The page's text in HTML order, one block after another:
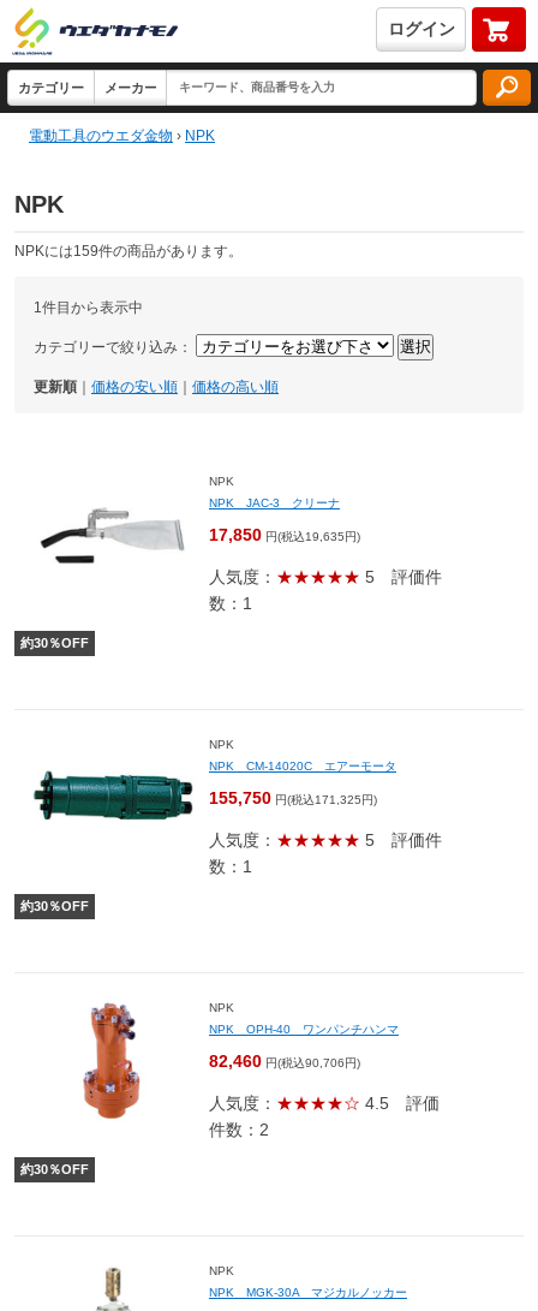
ログイン
電動工具のウエダ金物 › NPK
NPK
NPKには159件の商品があります。
1件目から表示中
カテゴリーで絞り込み：
更新順 価格の安い順 価格の高い順
NPK
NPK JAC-3 クリーナ
17,850 円(税込19,635円)
人気度： ★★★★★ 5 評価件
数：1
約30％OFF
NPK
NPK CM-14020C エアーモータ
155,750 円(税込171,325円)
人気度： ★★★★★ 5 評価件
数：1
約30％OFF
NPK
NPK OPH-40 ワンパンチハンマ
82,460 円(税込90,706円)
人気度： ★★★★☆ 4.5 評価
件数：2
約30％OFF
NPK
NPK MGK-30A マジカルノッカー